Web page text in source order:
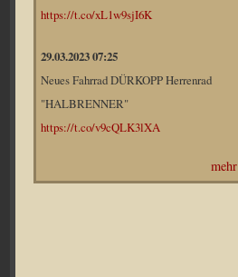
https://t.co/xL1w9sjI6K
29.03.2023 07:25
Neues Fahrrad DÜRKOPP Herrenrad
"HALBRENNER"
https://t.co/v9cQLK3lXA
mehr